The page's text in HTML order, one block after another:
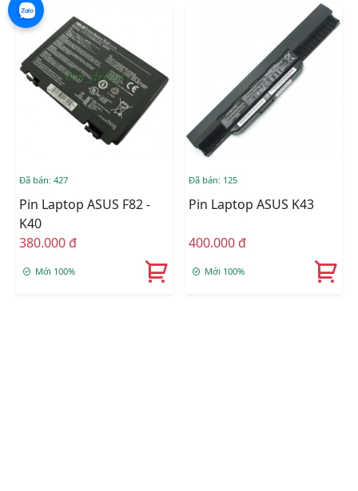
Đã bán: 427
Pin Laptop ASUS F82 -
K40
380.000 đ
Mới 100%
Đã bán: 125
Pin Laptop ASUS K43
400.000 đ
Mới 100%